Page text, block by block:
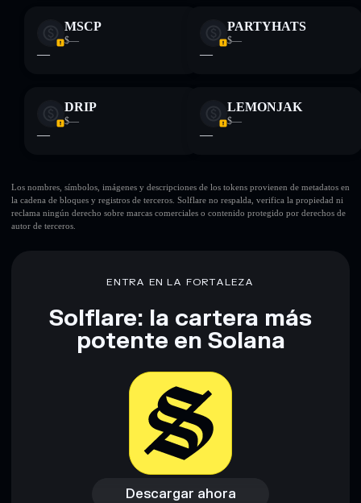
MSCP
$—
—
PARTYHATS
$—
—
DRIP
$—
—
LEMONJAK
$—
—
Los nombres, símbolos, imágenes y descripciones de los tokens provienen de metadatos en
la cadena de bloques y registros de terceros. Solflare no respalda, verifica la propiedad ni
reclama ningún derecho sobre marcas comerciales o contenido protegido por derechos de
autor de terceros.
ENTRA EN LA FORTALEZA
Solflare: la cartera más
potente en Solana
Descargar ahora
Descargar ahora
Acceder a la billetera